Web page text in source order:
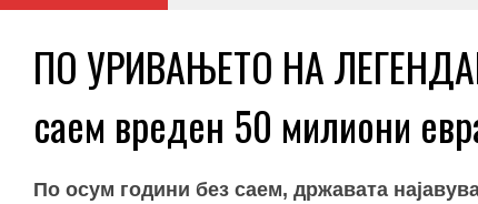
ПО УРИВАЊЕТО НА
саем вреден 50 милиони
По осум години без саем, државата